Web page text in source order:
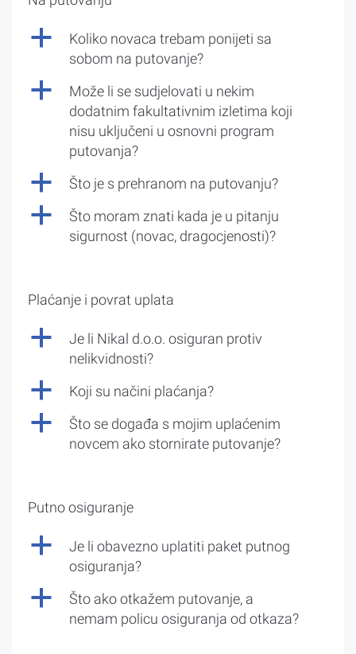
a
Koliko novaca trebam ponijeti sa
sobom na putovanje?
a
Može li se sudjelovati u nekim
dodatnim fakultativnim izletima koji
nisu uključeni u osnovni program
putovanja?
a Što je s prehranom na putovanju?
a
Što moram znati kada je u pitanju
sigurnost (novac, dragocjenosti)?
Plaćanje i povrat uplata
a
Je li Nikal d.o.o. osiguran protiv
nelikvidnosti?
a Koji su načini plaćanja?
a
Što se događa s mojim uplaćenim
novcem ako stornirate putovanje?
Putno osiguranje
a
Je li obavezno uplatiti paket putnog
osiguranja?
a
Što ako otkažem putovanje, a
nemam policu osiguranja od otkaza?